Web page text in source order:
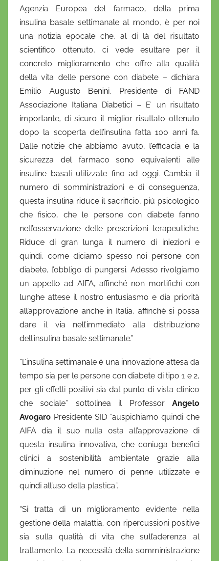
Agenzia Europea del farmaco, della prima
insulina basale settimanale al mondo, è per noi
una notizia epocale che, al di là del risultato
scientifico ottenuto, ci vede esultare per il
concreto miglioramento che offre alla qualità
della vita delle persone con diabete – dichiara
Emilio Augusto Benini, Presidente di FAND
Associazione Italiana Diabetici – E’ un risultato
importante, di sicuro il miglior risultato ottenuto
dopo la scoperta dell’insulina fatta 100 anni fa.
Dalle notizie che abbiamo avuto, l’efficacia e la
sicurezza del farmaco sono equivalenti alle
insuline basali utilizzate fino ad oggi. Cambia il
numero di somministrazioni e di conseguenza,
questa insulina riduce il sacrificio, più psicologico
che fisico, che le persone con diabete fanno
nell’osservazione delle prescrizioni terapeutiche.
Riduce di gran lunga il numero di iniezioni e
quindi, come diciamo spesso noi persone con
diabete, l’obbligo di pungersi. Adesso rivolgiamo
un appello ad AIFA, affinché non mortifichi con
lunghe attese il nostro entusiasmo e dia priorità
all’approvazione anche in Italia, affinché si possa
dare il via nell’immediato alla distribuzione
dell’insulina basale settimanale.”
“L’insulina settimanale è una innovazione attesa da
tempo sia per le persone con diabete di tipo 1 e 2,
per gli effetti positivi sia dal punto di vista clinico
che sociale” sottolinea il Professor Angelo
Avogaro Presidente SID “auspichiamo quindi che
AIFA dia il suo nulla osta all’approvazione di
questa insulina innovativa, che coniuga benefici
clinici a sostenibilità ambientale grazie alla
diminuzione nel numero di penne utilizzate e
quindi all’uso della plastica”.
“Si tratta di un miglioramento evidente nella
gestione della malattia, con ripercussioni positive
sia sulla qualità di vita che sull’aderenza al
trattamento. La necessità della somministrazione